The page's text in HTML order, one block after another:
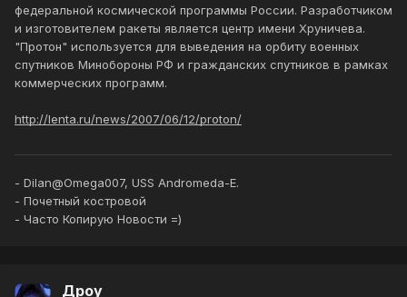
федеральной космической программы России. Разработчиком
и изготовителем ракеты является центр имени Хруничева.
"Протон" используется для выведения на орбиту военных
спутников Минобороны РФ и гражданских спутников в рамках
коммерческих программ.
http://lenta.ru/news/2007/06/12/proton/
- Dilan@Omega007, USS Andromeda-E.
- Почетный костровой
- Часто Копирую Новости =)
Дроу